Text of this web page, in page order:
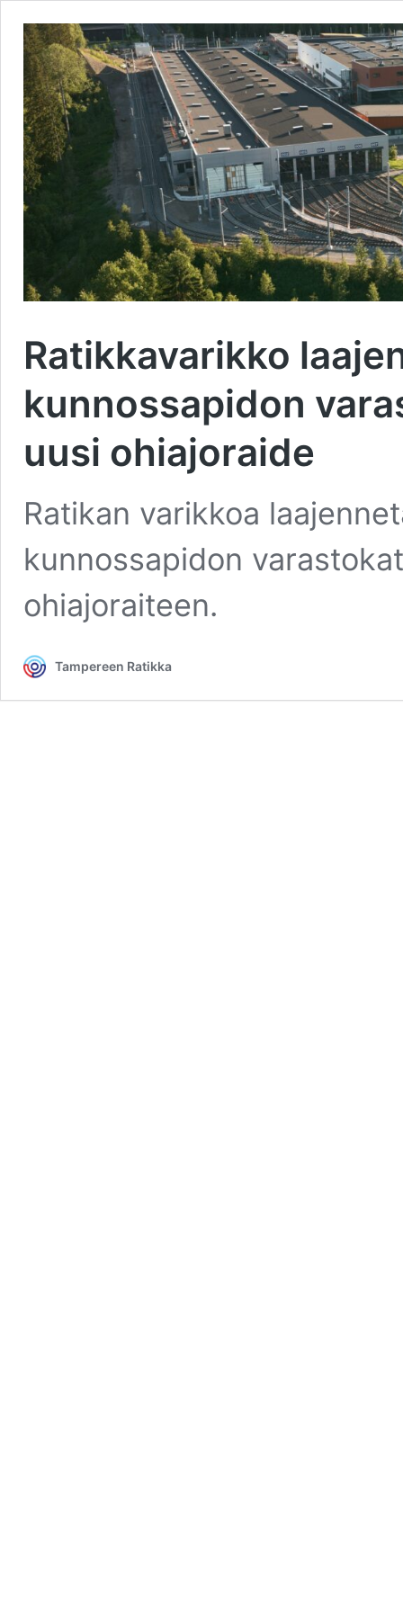
Ratikkavarikko
kunnossapidon
uusi ohiajoraide
Ratikan varikkoa
kunnossapidon
ohiajoraiteen.
Tampereen Ratikka